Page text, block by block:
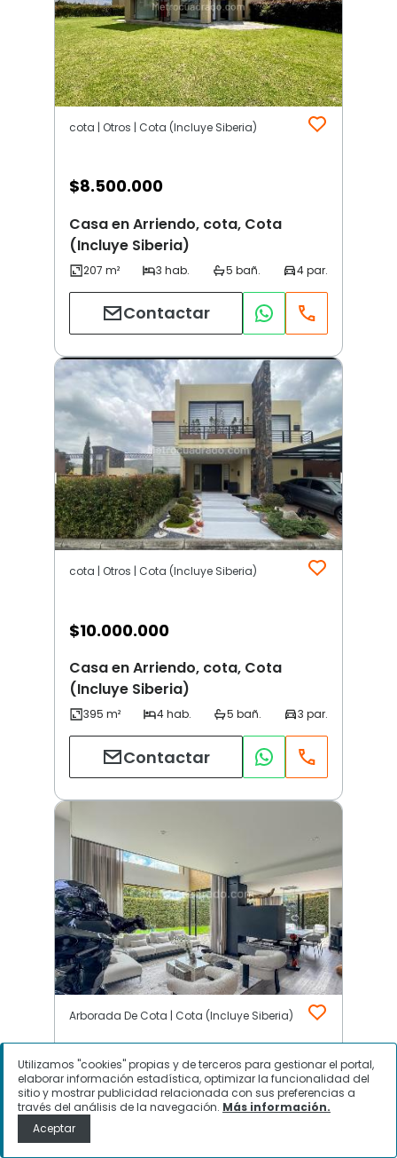
cota | Otros | Cota (Incluye Siberia)
$8.500.000
Casa en Arriendo, cota, Cota
(Incluye Siberia)
Contactar
cota | Otros | Cota (Incluye Siberia)
$10.000.000
Casa en Arriendo, cota, Cota
(Incluye Siberia)
Contactar
Arborada De Cota | Cota (Incluye Siberia)
$12.000.000
Casa en Arriendo, Arborada De
Cota, Cota (Incluye Siberia)
Utilizamos "cookies" propias y de terceros para gestionar el portal,
elaborar información estadística, optimizar la funcionalidad del
sitio y mostrar publicidad relacionada con sus preferencias a
través del análisis de la navegación. Más información.
Aceptar